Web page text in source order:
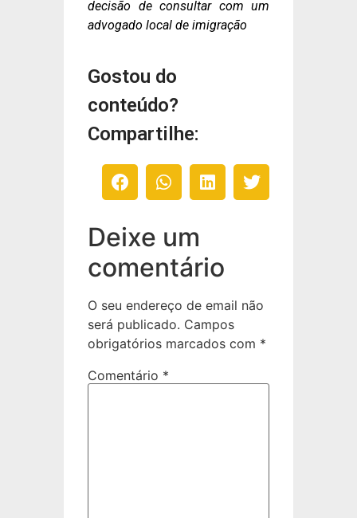
decisão de consultar com um
advogado local de imigração
Gostou do
conteúdo?
Compartilhe:
Deixe um
comentário
O seu endereço de email não
será publicado. Campos
obrigatórios marcados com *
Comentário *